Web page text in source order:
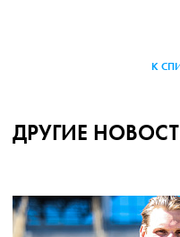
К
ДРУГИЕ